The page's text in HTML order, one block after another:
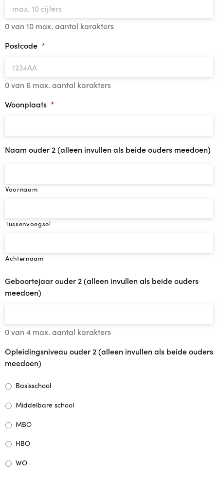
0 van 10 max. aantal karakters
Postcode *
0 van 6 max. aantal karakters
Woonplaats *
Naam ouder 2 (alleen invullen als beide ouders meedoen)
Voornaam
Tussenvoegsel
Achternaam
Geboortejaar ouder 2 (alleen invullen als beide ouders
meedoen)
0 van 4 max. aantal karakters
Opleidingsniveau ouder 2 (alleen invullen als beide ouders
meedoen)
Basisschool
Middelbare school
MBO
HBO
WO